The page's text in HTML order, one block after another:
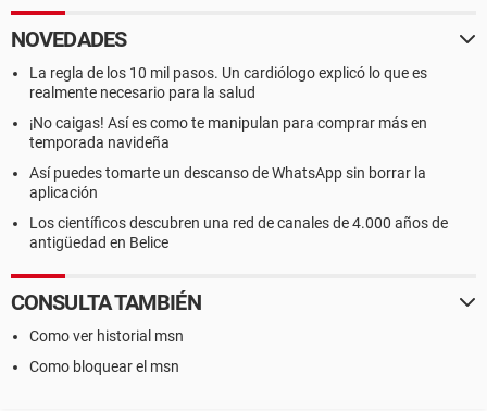
NOVEDADES
La regla de los 10 mil pasos. Un cardiólogo explicó lo que es
realmente necesario para la salud
¡No caigas! Así es como te manipulan para comprar más en
temporada navideña
Así puedes tomarte un descanso de WhatsApp sin borrar la
aplicación
Los científicos descubren una red de canales de 4.000 años de
antigüedad en Belice
CONSULTA TAMBIÉN
Como ver historial msn
Como bloquear el msn